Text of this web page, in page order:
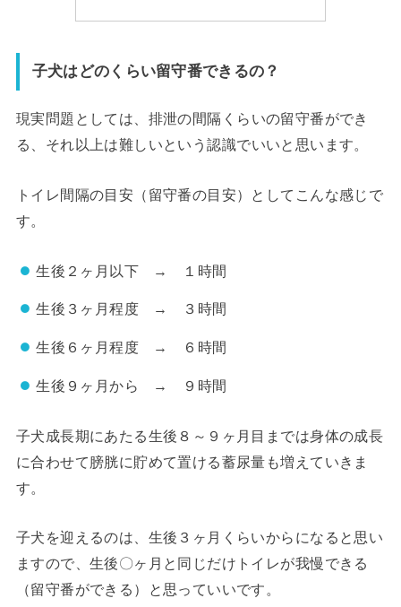
子犬はどのくらい留守番できるの？
現実問題としては、 排泄の間隔くらいの留守番ができ
る
、それ以上は難しいという認識でいいと思います。
トイレ間隔の目安（留守番の目安）としてこんな感じで
す。
生後２ヶ月以下 → １時間
生後３ヶ月程度 → ３時間
生後６ヶ月程度 → ６時間
生後９ヶ月から → ９時間
子犬成長期にあたる生後８～９ヶ月目までは身体の成長
に合わせて膀胱に貯めて置ける蓄尿量も増えていきま
す。
子犬を迎えるのは、生後３ヶ月くらいからになると思い
ますので、生後〇ヶ月と同じだけトイレが我慢できる
（留守番ができる）と思っていいです。